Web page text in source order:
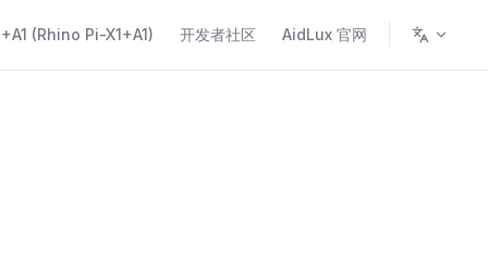
(Rhino Pi-X1+A1) 开发者社区 AidLux 官网